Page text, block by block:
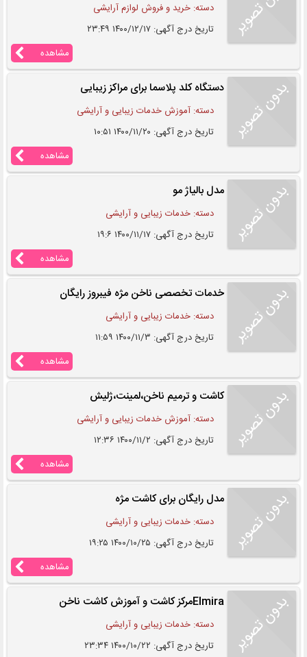
دسته: خرید و فروش لوازم آرایشی
تاریخ درج آگهی: ۱۴۰۰/۱۲/۱۷ ۲۳:۴۹
مشاهده
دستگاه کلد پلاسما برای مراکز زیبایی
دسته: آموزش خدمات زیبایی و آرایشی
تاریخ درج آگهی: ۱۴۰۰/۱۱/۲۰ ۱۰:۵۱
مشاهده
مدل بالیاژ مو
دسته: خدمات زیبایی و آرایشی
تاریخ درج آگهی: ۱۴۰۰/۱۱/۱۷ ۱۹:۶
مشاهده
خدمات تخصصی ناخن مژه فیبروز رایگان
دسته: خدمات زیبایی و آرایشی
تاریخ درج آگهی: ۱۴۰۰/۱۱/۳ ۱۱:۵۹
مشاهده
کاشت و ترمیم ناخن،لمینت،ژلیش
دسته: آموزش خدمات زیبایی و آرایشی
تاریخ درج آگهی: ۱۴۰۰/۱۱/۲ ۱۲:۳۶
مشاهده
مدل رایگان برای کاشت مژه
دسته: خدمات زیبایی و آرایشی
تاریخ درج آگهی: ۱۴۰۰/۱۰/۲۵ ۱۹:۲۵
مشاهده
Elmiraمرکز کاشت و آموزش کاشت ناخن
دسته: خدمات زیبایی و آرایشی
تاریخ درج آگهی: ۱۴۰۰/۱۰/۲۲ ۲۳:۳۴